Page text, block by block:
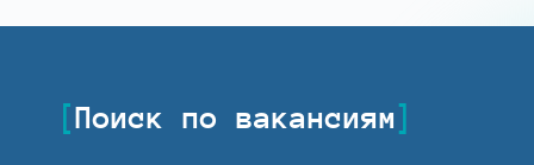
Поиск по вакансиям